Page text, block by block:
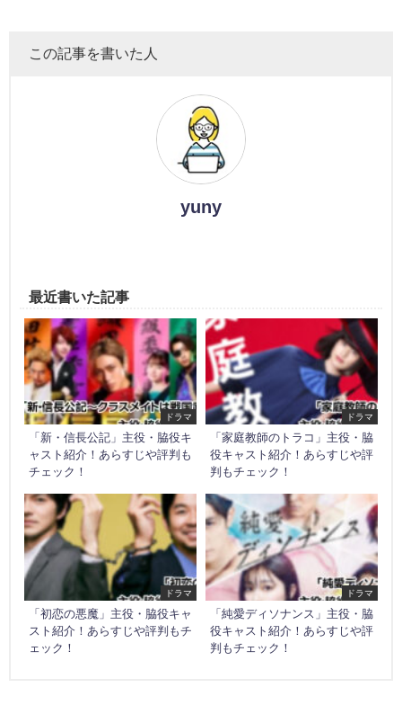
この記事を書いた人
yuny
最近書いた記事
ドラマ
「新・信長公記」主役・脇役キ
ャスト紹介！あらすじや評判も
チェック！
ドラマ
「家庭教師のトラコ」主役・脇
役キャスト紹介！あらすじや評
判もチェック！
ドラマ
「初恋の悪魔」主役・脇役キャ
スト紹介！あらすじや評判もチ
ェック！
ドラマ
「純愛ディソナンス」主役・脇
役キャスト紹介！あらすじや評
判もチェック！